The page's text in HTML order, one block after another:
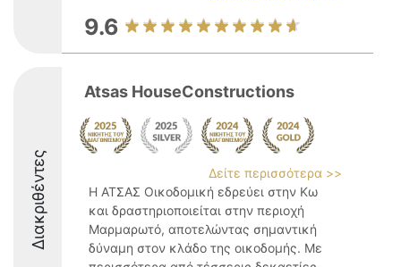
9.6
Διακριθέντες
Atsas HouseConstructions
Δείτε περισσότερα >>
Η ΑΤΣΑΣ Οικοδομική εδρεύει στην Κω
και δραστηριοποιείται στην περιοχή
Μαρμαρωτό, αποτελώντας σημαντική
δύναμη στον κλάδο της οικοδομής. Με